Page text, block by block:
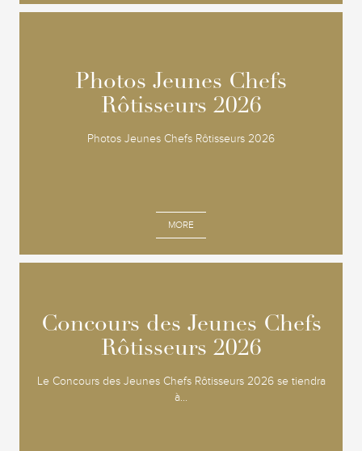
Photos Jeunes Chefs
Rôtisseurs 2026
Photos Jeunes Chefs Rôtisseurs 2026
MORE
Photos Jeunes Chefs
Rôtisseurs 2026
Concours des Jeunes Chefs
Rôtisseurs 2026
Le Concours des Jeunes Chefs Rôtisseurs 2026 se tiendra
à...
Concours des Jeunes Chefs
Rôtisseurs 2026